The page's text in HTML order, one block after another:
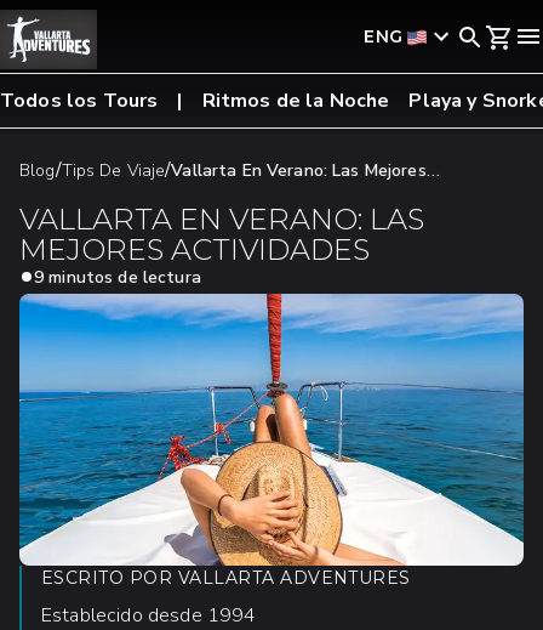
ENG
Todos los Tours Ritmos de la Noche Playa y
Blog/Tips De Viaje/Vallarta En Verano: Las Mejores
VALLARTA EN VERANO: LAS
MEJORES ACTIVIDADES
9 minutos de lectura
ESCRITO POR VALLARTA ADVENTURES
Establecido desde 1994